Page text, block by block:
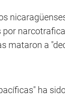
mataron a
ha